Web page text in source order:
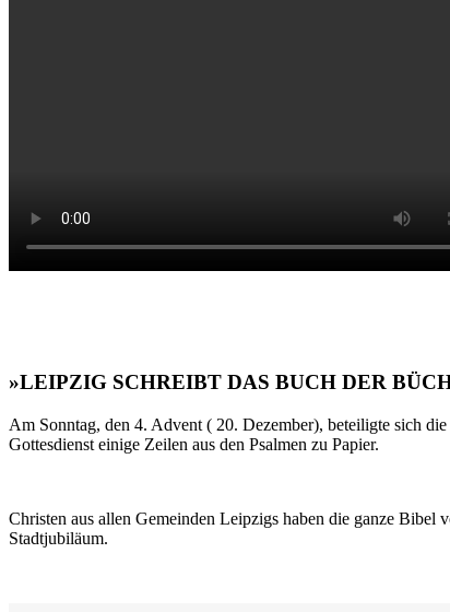
»LEIPZIG SCHREIBT DAS BUCH DER
Am Sonntag, den 4. Advent ( 20. Dezember), beteiligte sich
Gottesdienst einige Zeilen aus den Psalmen zu Papier.
Christen aus allen Gemeinden Leipzigs haben die ganze
Stadtjubiläum.